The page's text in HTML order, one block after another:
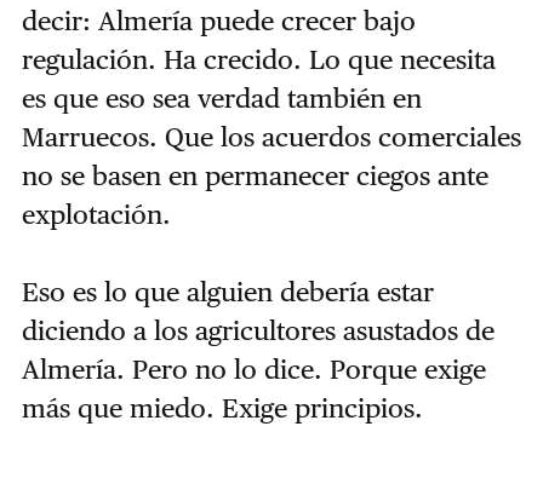
decir: Almería puede crecer bajo
regulación. Ha crecido. Lo que necesita
es que eso sea verdad también en
Marruecos. Que los acuerdos comerciales
no se basen en permanecer ciegos ante
explotación.
Eso es lo que alguien debería estar
diciendo a los agricultores asustados de
Almería. Pero no lo dice. Porque exige
más que miedo. Exige principios.